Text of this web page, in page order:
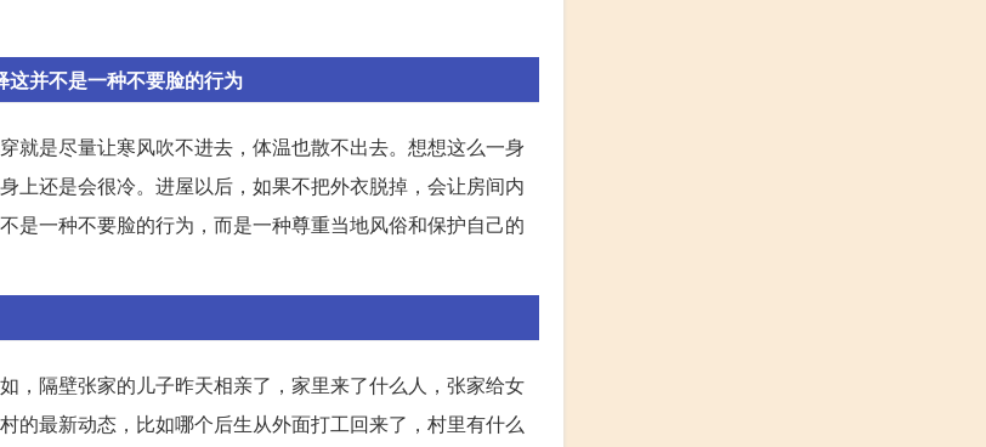
并不是一种不要脸的行为
就是尽量让寒风吹不进去，体温也散不出去。想想这么一身
上还是会很冷。进屋以后，如果不把外衣脱掉，会让房间内
是一种不要脸的行为，而是一种尊重当地风俗和保护自己的
，隔壁张家的儿子昨天相亲了，家里来了什么人，张家给女
的最新动态，比如哪个后生从外面打工回来了，村里有什么